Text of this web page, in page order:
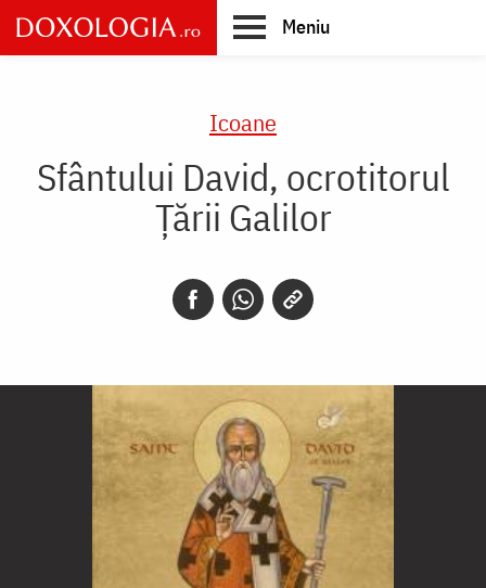
Skip
to
main
Meniu
Icoane
Sfântului David, ocrotitorul
Țării Galilor